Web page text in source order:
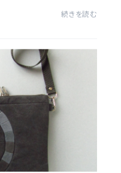
も無理のない距離に
続きを読む